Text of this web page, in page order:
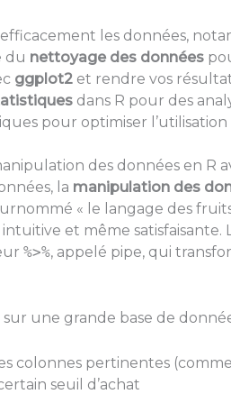
les données,
du nettoyage des données
ggplot2et rendre vos
dans R pour des
pour optimiser
des données en R
la manipulation des
« le langage des
et même
%>%, appelé pipe, qui
une grande base de
colonnes pertinentes (comme
seuil d’achat